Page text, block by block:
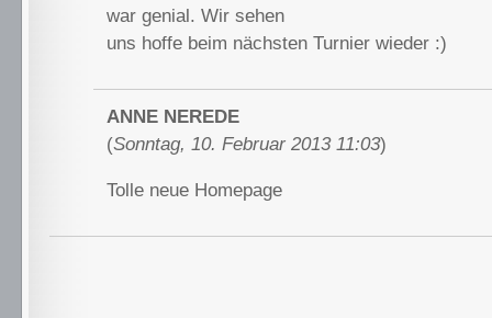
war genial. Wir sehen
uns hoffe beim nächsten Turnier wieder :)
ANNE NEREDE
(Sonntag, 10. Februar 2013 11:03)
Tolle neue Homepage